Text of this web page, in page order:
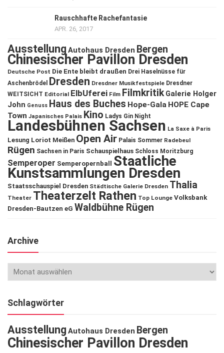
Rauschhafte Rachefantasie
APR. 26, 2017
Ausstellung Autohaus Dresden Bergen
Chinesischer Pavillon Dresden
Deutsche Post Die Ente bleibt draußen Drei Haselnüsse für
Aschenbrödel
Dresden Dresdner Musikfestspiele Dresdner
WEITSICHT Editorial ElbUferei Film Filmkritik Galerie Holger
John Genuss Haus des Buches Hope-Gala HOPE Cape
Town Japanisches Palais Kino Ladys Gin Night
Landesbühnen Sachsen La Saxe à Paris
Lesung Loriot Meißen Open Air Palais Sommer Radebeul
Rügen Sachsen in Paris Schauspielhaus Schloss Moritzburg
Semperoper Semperopernball Staatliche
Kunstsammlungen Dresden
Staatsschauspiel Dresden Städtische Galerie Dresden Thalia
Theater Theaterzelt Rathen Top Lounge Volksbank
Dresden-Bautzen eG Waldbühne Rügen
Archive
Schlagwörter
Ausstellung Autohaus Dresden Bergen
Chinesischer Pavillon Dresden